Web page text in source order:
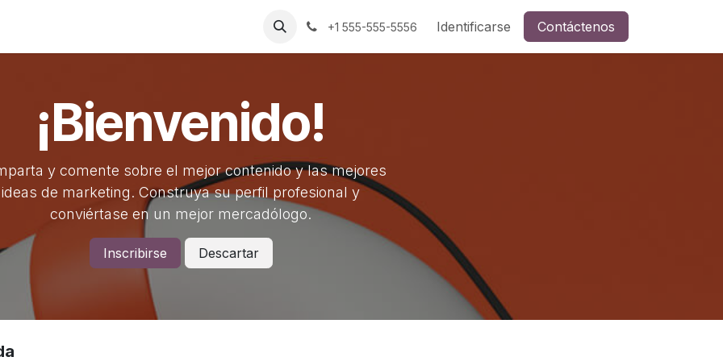
Eventos +1 555-555-5556 Identificarse Contáctenos
¡Bienvenido!
y comente sobre el mejor contenido y las mejores
ideas de marketing. Construya su perfil profesional y
conviértase en un mejor mercadólogo.
Inscribirse Descartar